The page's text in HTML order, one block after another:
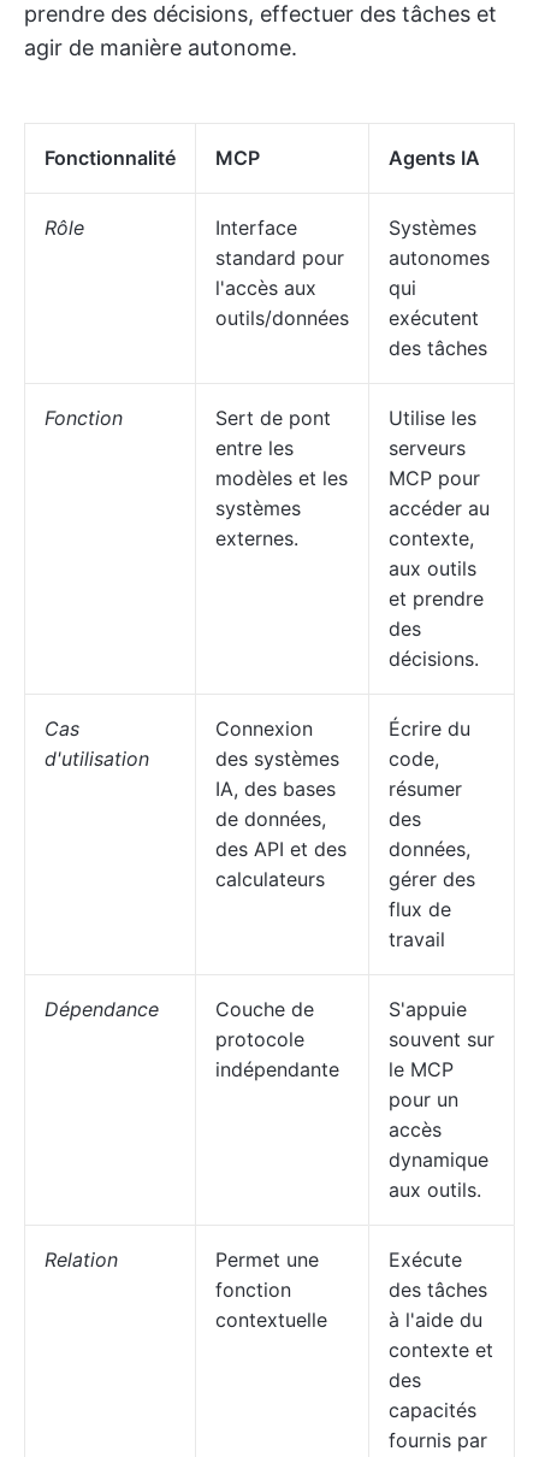
prendre des décisions, effectuer des tâches et
agir de manière autonome.
Fonctionnalité MCP Agents IA
Rôle
Interface
standard pour
l'accès aux
outils/données
Systèmes
autonomes
qui
exécutent
des tâches
Fonction
Sert de pont
entre les
modèles et les
systèmes
externes.
Utilise les
serveurs
MCP pour
accéder au
contexte,
aux outils
et prendre
des
décisions.
Cas
d'utilisation
Connexion
des systèmes
IA, des bases
de données,
des API et des
calculateurs
Écrire du
code,
résumer
des
données,
gérer des
flux de
travail
Dépendance
Couche de
protocole
indépendante
S'appuie
souvent sur
le MCP
pour un
accès
dynamique
aux outils.
Relation
Permet une
fonction
contextuelle
Exécute
des tâches
à l'aide du
contexte et
des
capacités
fournis par